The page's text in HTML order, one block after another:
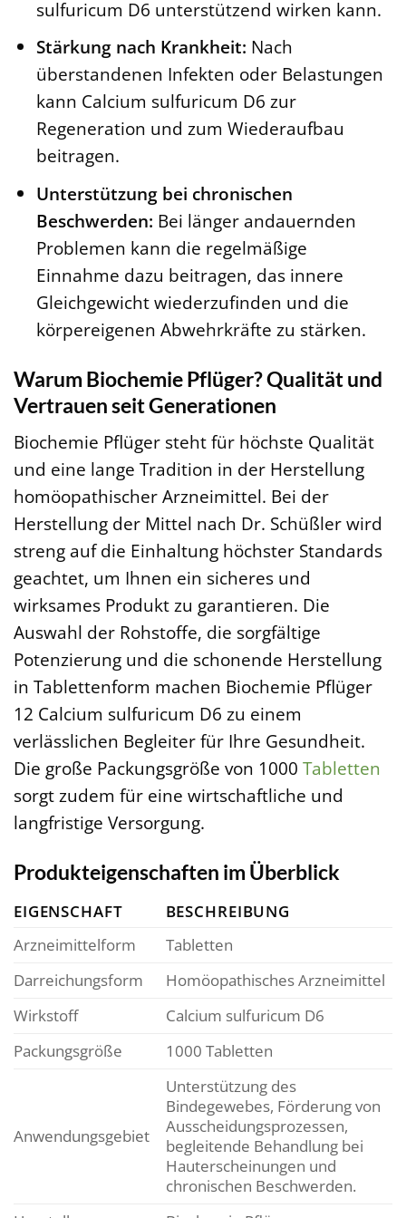
sulfuricum D6 unterstützend wirken kann.
Stärkung nach Krankheit: Nach
überstandenen Infekten oder Belastungen
kann Calcium sulfuricum D6 zur
Regeneration und zum Wiederaufbau
beitragen.
Unterstützung bei chronischen
Beschwerden: Bei länger andauernden
Problemen kann die regelmäßige
Einnahme dazu beitragen, das innere
Gleichgewicht wiederzufinden und die
körpereigenen Abwehrkräfte zu stärken.
Warum Biochemie Pflüger? Qualität und
Vertrauen seit Generationen
Biochemie Pflüger steht für höchste Qualität
und eine lange Tradition in der Herstellung
homöopathischer Arzneimittel. Bei der
Herstellung der Mittel nach Dr. Schüßler wird
streng auf die Einhaltung höchster Standards
geachtet, um Ihnen ein sicheres und
wirksames Produkt zu garantieren. Die
Auswahl der Rohstoffe, die sorgfältige
Potenzierung und die schonende Herstellung
in Tablettenform machen Biochemie Pflüger
12 Calcium sulfuricum D6 zu einem
verlässlichen Begleiter für Ihre Gesundheit.
Die große Packungsgröße von 1000 Tabletten
sorgt zudem für eine wirtschaftliche und
langfristige Versorgung.
Produkteigenschaften im Überblick
EIGENSCHAFT
BESCHREIBUNG
Arzneimittelform
Tabletten
Darreichungsform
Homöopathisches Arzneimittel
Wirkstoff
Calcium sulfuricum D6
Packungsgröße
1000 Tabletten
Anwendungsgebiet
Unterstützung des
Bindegewebes, Förderung von
Ausscheidungsprozessen,
begleitende Behandlung bei
Hauterscheinungen und
chronischen Beschwerden.